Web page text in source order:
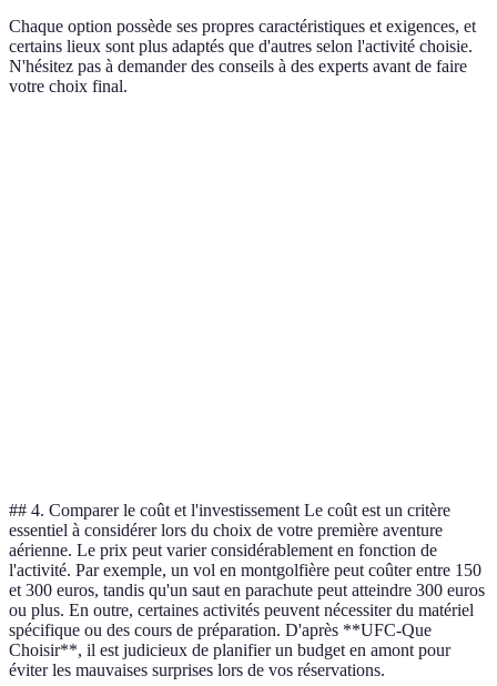
Chaque option possède ses propres caractéristiques et exigences, et
certains lieux sont plus adaptés que d'autres selon l'activité choisie.
N'hésitez pas à demander des conseils à des experts avant de faire
votre choix final.
## 4. Comparer le coût et l'investissement Le coût est un critère
essentiel à considérer lors du choix de votre première aventure
aérienne. Le prix peut varier considérablement en fonction de
l'activité. Par exemple, un vol en montgolfière peut coûter entre 150
et 300 euros, tandis qu'un saut en parachute peut atteindre 300 euros
ou plus. En outre, certaines activités peuvent nécessiter du matériel
spécifique ou des cours de préparation. D'après **UFC-Que
Choisir**, il est judicieux de planifier un budget en amont pour
éviter les mauvaises surprises lors de vos réservations.